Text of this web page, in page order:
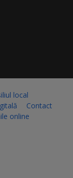
local
Contact
online